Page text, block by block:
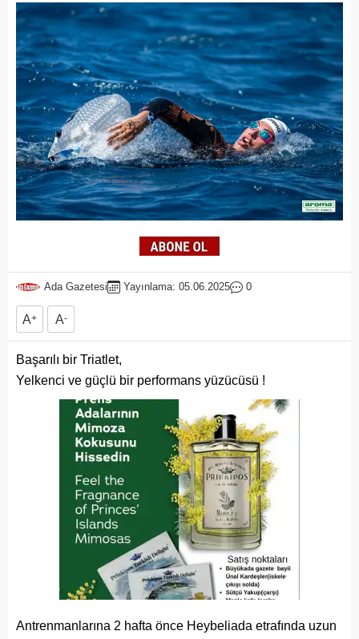
Ada Gazetesi Yayınlama: 05.06.2025 0
A+ A-
Başarılı bir Triatlet,
Yelkenci ve güçlü bir performans yüzücüsü !
Antrenmanlarına 2 hafta önce Heybeliada etrafında uzun